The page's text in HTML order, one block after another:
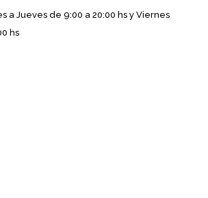
a Jueves de 9:00 a 20:00 hs y Viernes
hs